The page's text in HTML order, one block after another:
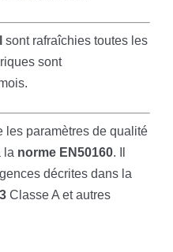
sont rafraîchies toutes les
sont
les paramètres de qualité
la norme EN50160. Il
décrites dans la
Classe A et autres